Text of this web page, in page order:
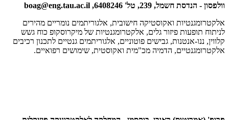
וולפסון - הנדסת חשמל, 239, טל' 6408246,
boag@eng.tau.ac.il
אלקטרומגנטיות ואקוסטיקה חישובית, אלגוריתמים נומריים מהירים
לניתוח תופעות פיזור גלים, אלקטרומגנטיות של מיקרוסקופ כוח גשש
קלווין, ננו-אנטנות, גבישים פוטוניים, אלגוריתמים גנטיים לתכנון רכיבים
אלקטרומגנטיים, הדמיה מכ"מית ואקוסטית, שימושים רפואיים.